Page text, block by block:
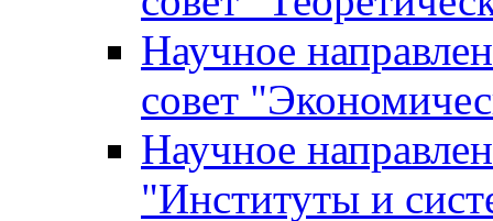
Научное
совет
Научное
"Институты и